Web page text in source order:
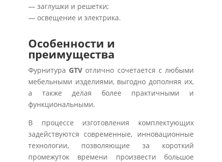
— заглушки и решетки;
— освещение и электрика.
Особенности и
преимущества
ФурнитураGTV отлично сочетается с любыми
мебельными изделиями, выгодно дополняя их,
а также делая более практичными и
функциональными.
В процессе изготовления комплектующих
задействуются современные, инновационные
технологии, позволяющие за короткий
промежуток времени произвести большое